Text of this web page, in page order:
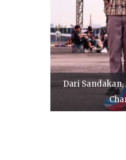
Dari Sandakan,